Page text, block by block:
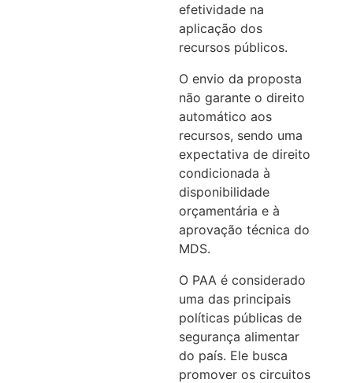
efetividade na
aplicação dos
recursos públicos.
O envio da proposta
não garante o direito
automático aos
recursos, sendo uma
expectativa de direito
condicionada à
disponibilidade
orçamentária e à
aprovação técnica do
MDS.
O PAA é considerado
uma das principais
políticas públicas de
segurança alimentar
do país. Ele busca
promover os circuitos